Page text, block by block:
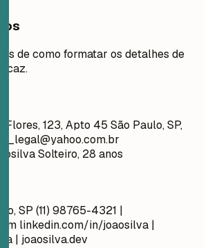
de como formatar os detalhes de
Flores, 123, Apto 45 São Paulo, SP,
Solteiro, 28 anos
SP (11) 98765-4321 |
linkedin.com/in/joaosilva |
| joaosilva.dev